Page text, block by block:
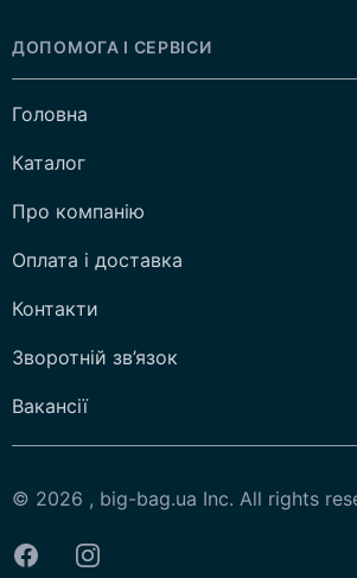
ДОПОМОГА І СЕРВІСИ
Головна
Каталог
Про компанію
Оплата і доставка
Контакти
Зворотній зв’язок
Вакансії
© 2026 , big-bag.ua Inc. All rights